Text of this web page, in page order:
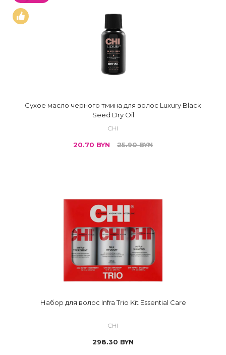
Сухое масло черного тмина для волос Luxury Black
Seed Dry Oil
CHI
20.70 BYN 25.90BYN
Набор для волос Infra Trio Kit Essential Care
CHI
298.30 BYN